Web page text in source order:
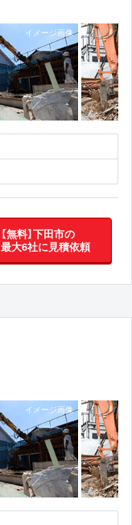
【無料】下田市の
最大6社に見積依頼